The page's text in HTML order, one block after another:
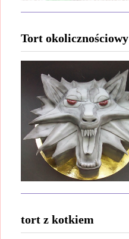
Tort okolicznościowy
tort z kotkiem